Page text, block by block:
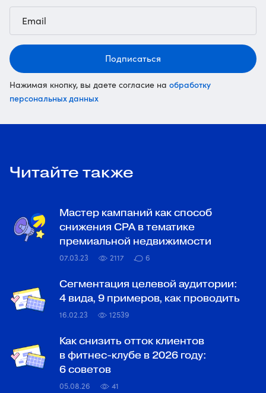
Подписаться
Нажимая кнопку, вы даете согласие на обработку
персональных данных
Читайте также
Мастер кампаний как способ
снижения CPA в тематике
премиальной недвижимости
07.03.23 2117 6
Сегментация целевой аудитории:
4 вида, 9 примеров, как проводить
16.02.23 12539
Как снизить отток клиентов
в фитнес-клубе в 2026 году:
6 советов
05.08.26 41